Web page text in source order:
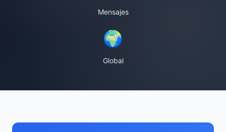
Mensajes
🌍
Global